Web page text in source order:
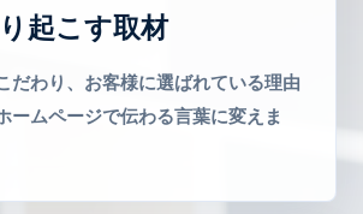
起こす取材
だわり、お客様に選ばれている理由
ームページで伝わる言葉に変えま